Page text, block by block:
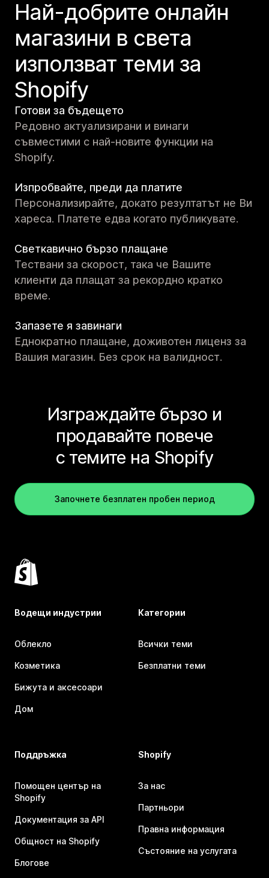
Най-добрите онлайн
магазини в света
използват теми за
Shopify
Готови за бъдещето
Редовно актуализирани и винаги
съвместими с най-новите функции на
Shopify.
Изпробвайте, преди да платите
Персонализирайте, докато резултатът не Ви
хареса. Платете едва когато публикувате.
Светкавично бързо плащане
Тествани за скорост, така че Вашите
клиенти да плащат за рекордно кратко
време.
Запазете я завинаги
Еднократно плащане, доживотен лиценз за
Вашия магазин. Без срок на валидност.
Изграждайте бързо и
продавайте повече
с темите на Shopify
Започнете безплатен пробен период
Водещи индустрии
Облекло
Козметика
Бижута и аксесоари
Дом
Категории
Всички теми
Безплатни теми
Поддръжка
Помощен център на
Shopify
Документация за API
Общност на Shopify
Блогове
Shopify
За нас
Партньори
Правна информация
Състояние на услугата